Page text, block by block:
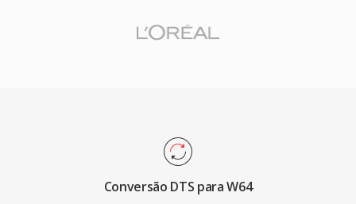
qualquer restrição prática de armazenamento.
concertos ao vivo é aquisicao de dados
científicos. O Sound Forge, o Audacity é outras
estações de trabalho de áudio digital
Conversão DTS para W64